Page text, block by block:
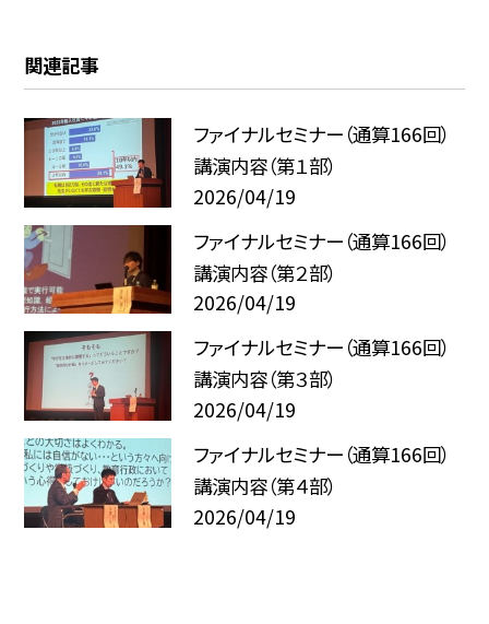
関連記事
ファイナルセミナー（通算166回）
講演内容（第１部）
2026/04/19
ファイナルセミナー（通算166回）
講演内容（第２部）
2026/04/19
ファイナルセミナー（通算166回）
講演内容（第３部）
2026/04/19
ファイナルセミナー（通算166回）
講演内容（第４部）
2026/04/19